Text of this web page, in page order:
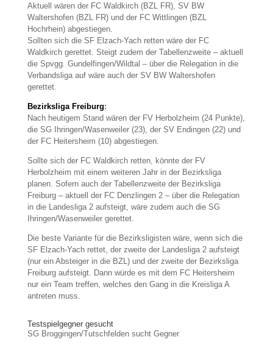
Aktuell wären der FC Waldkirch (BZL FR), SV BW
Waltershofen (BZL FR) und der FC Wittlingen (BZL
Hochrhein) abgestiegen.
Sollten sich die SF Elzach-Yach retten wäre der FC
Waldkirch gerettet. Steigt zudem der Tabellenzweite – aktuell
die Spvgg. Gundelfingen/Wildtal – über die Relegation in die
Verbandsliga auf wäre auch der SV BW Waltershofen
gerettet.
Bezirksliga Freiburg:
Nach heutigem Stand wären der FV Herbolzheim (24 Punkte),
die SG Ihringen/Wasenweiler (23), der SV Endingen (22) und
der FC Heitersheim (10) abgestiegen.
Sollte sich der FC Waldkirch retten, könnte der FV
Herbolzheim mit einem weiteren Jahr in der Bezirksliga
planen. Sofern auch der Tabellenzweite der Bezirksliga
Freiburg – aktuell der FC Denzlingen 2 – über die Relegation
in die Landesliga 2 aufsteigt, wäre zudem auch die SG
Ihringen/Wasenweiler gerettet.
Die beste Variante für die Bezirksligisten wäre, wenn sich die
SF Elzach-Yach rettet, der zweite der Landesliga 2 aufsteigt
(nur ein Absteiger in die BZL) und der zweite der Bezirksliga
Freiburg aufsteigt. Dann würde es mit dem FC Heitersheim
nur ein Team treffen, welches den Gang in die Kreisliga A
antreten muss.
Testspielgegner gesucht
SG Broggingen/Tutschfelden sucht Gegner